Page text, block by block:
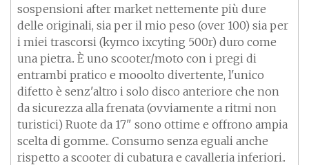
sospensioni after market nettemente più dure
delle originali, sia per il mio peso (over 100) sia per
i miei trascorsi (kymco ixcyting 500r) duro come
una pietra.. È uno scooter/moto con i pregi di
entrambi pratico e mooolto divertente, l'unico
difetto è senz'altro i solo disco anteriore che non
da sicurezza alla frenata (ovviamente a ritmi non
turistici) Ruote da 17" sono ottime e offrono ampia
scelta di gomme.. Consumo senza eguali anche
rispetto a scooter di cubatura e cavalleria inferiori..